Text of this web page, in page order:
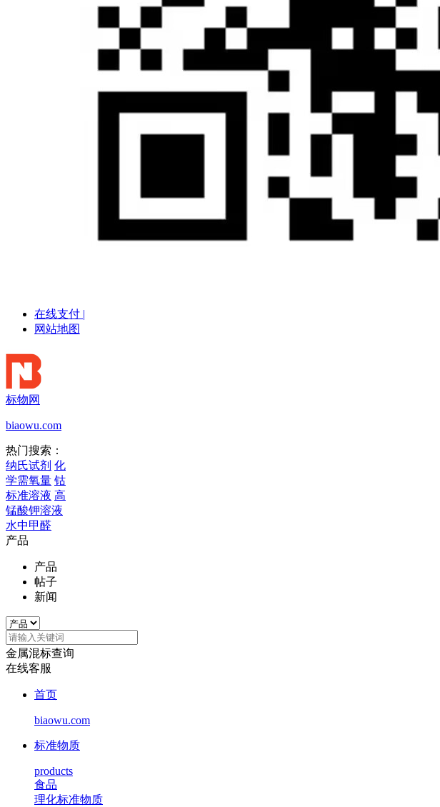
在线支付 |
网站地图
标物网
biaowu.com
热门搜索：
纳氏试剂 化
学需氧量 钴
标准溶液 高
锰酸钾溶液
水中甲醛
产品
产品
帖子
新闻
金属混标查询
在线客服
首页
biaowu.com
标准物质
products
食品
理化标准物质